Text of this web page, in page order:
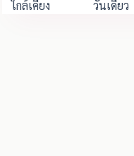
ใกล้เคียง
วันเดียว